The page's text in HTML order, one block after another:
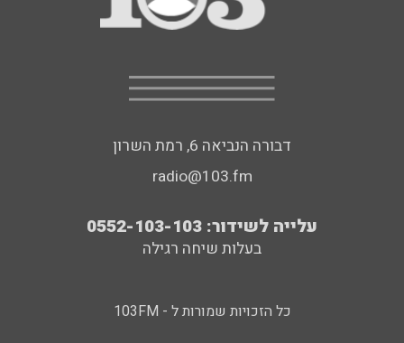
דבורה הנביאה 6, רמת השרון
radio@103.fm
עלייה לשידור: 0552-103-103
בעלות שיחה רגילה
כל הזכויות שמורות ל - 103FM